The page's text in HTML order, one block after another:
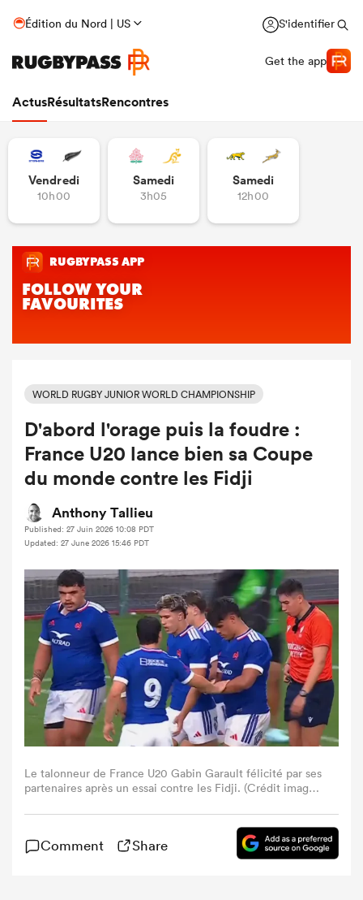
Édition du Nord | US S'identifier
Get the app
ActusRésultatsRencontres
Vendredi
10h00
Samedi
3h05
Samedi
12h00
WORLD RUGBY JUNIOR WORLD CHAMPIONSHIP
D'abord l'orage puis la foudre :
France U20 lance bien sa Coupe
du monde contre les Fidji
Anthony Tallieu
Published: 27 Juin 2026 10:08 PDT
Updated: 27 June 2026 15:46 PDT
Le talonneur de France U20 Gabin Garault félicité par ses
partenaires après un essai contre les Fidji. (Crédit image :
Comment Share